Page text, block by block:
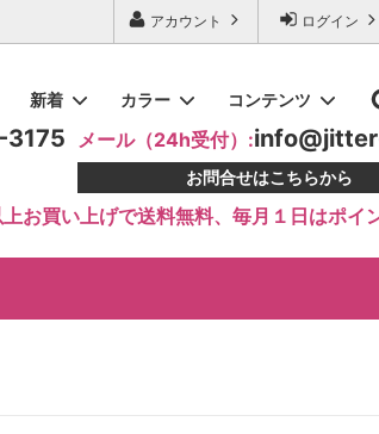
ログイン
アカウント
スカート・ボトム
アクセサリー・インナー
10000円～15000円
新着
ラテンドレス 0105
プロング
エメラルドドレープ・ワン
ーモダンドレス
カラー
ブルー系
オレンジ系
コンテンツ
おすすめ教室・サークルナビ
LINE公式アカウントOPEN
メール（24h受付）:
お問合せはこちらから
お買い上げで送料無料、毎月１日はポイ